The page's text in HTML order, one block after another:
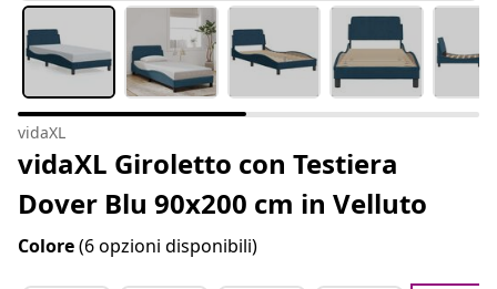
vidaXL
vidaXL Giroletto con Testiera
Dover Blu 90x200 cm in Velluto
Colore(6 opzioni disponibili)